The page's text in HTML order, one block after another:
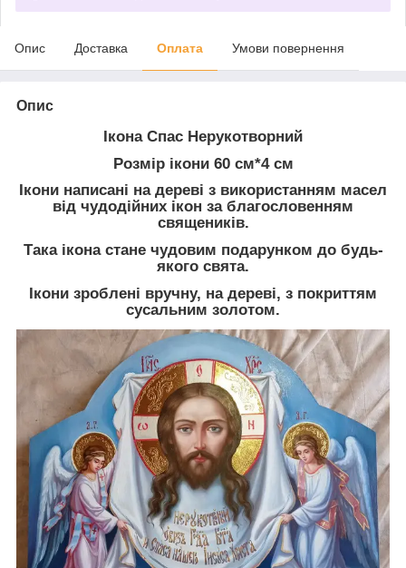
Опис Доставка Оплата Умови повернення
Опис
Ікона Спас Нерукотворний
Розмір ікони 60 см*4 см
Ікони написані на дереві з використанням масел
від чудодійних ікон за благословенням
священиків.
Така ікона стане чудовим подарунком до будь-
якого свята.
Ікони зроблені вручну, на дереві, з покриттям
сусальним золотом.